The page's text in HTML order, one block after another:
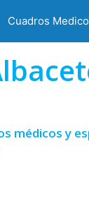
Cuadros
médicos y